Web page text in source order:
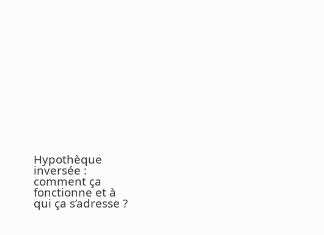
Hypothèque
inversée :
comment ça
fonctionne et à
qui ça s’adresse ?